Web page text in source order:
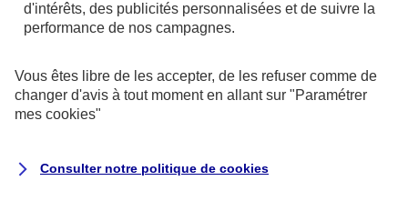
AXA Assistance France Assurances,
S.A au capital de 51 429 430,40 €,
Siège social :
8-10, rue Paul Vaillant Couturier
d'intérêts, des publicités personnalisées et de suivre la
performance de nos campagnes.
Vous êtes libre de les accepter, de les refuser comme de
changer d'avis à tout moment en allant sur "Paramétrer
mes cookies"
Consulter notre politique de cookies